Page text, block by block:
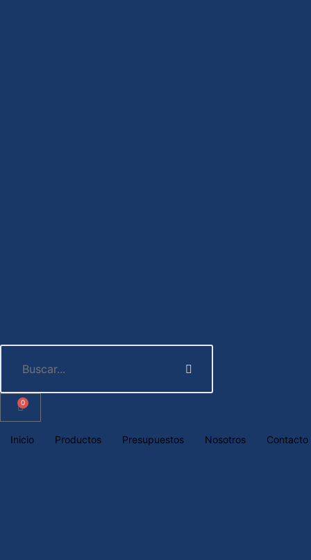
0
Inicio Productos Presupuestos Nosotros Contacto